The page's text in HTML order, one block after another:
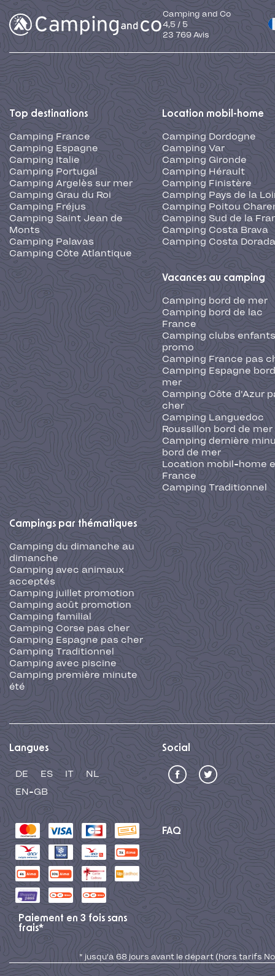
Camping and Co
4,5 / 5
23 769Avis
Top destinations
Camping France
Camping Espagne
Camping Italie
Camping Portugal
Camping Argelès sur mer
Camping Grau du Roi
Camping Fréjus
Camping Saint Jean de
Monts
Camping Palavas
Camping Côte Atlantique
Location mobil-home
Camping Dordogne
Camping Var
Camping Gironde
Camping Hérault
Camping Finistère
Camping Pays de la
Camping Poitou
Camping Sud de la
Camping Costa Brava
Camping Costa Dorada
Vacances au camping
Camping bord de mer
Camping bord de lac
France
Camping clubs
promo
Camping France pas
Camping Espagne
mer
Camping Côte d'Azur
cher
Camping Languedoc
Roussillon bord de mer
Camping dernière
bord de mer
Location mobil-home
France
Camping Traditionnel
Campings par thématiques
Camping du dimanche au
dimanche
Camping avec animaux
acceptés
Camping juillet promotion
Camping août promotion
Camping familial
Camping Corse pas cher
Camping Espagne pas cher
Camping Traditionnel
Camping avec piscine
Camping première minute
été
Langues
DE ES IT
NL
EN-GB
Social
FAQ
Paiement en 3 fois sans
frais*
* jusqu'à 68 jours avant le départ (hors tarifs No